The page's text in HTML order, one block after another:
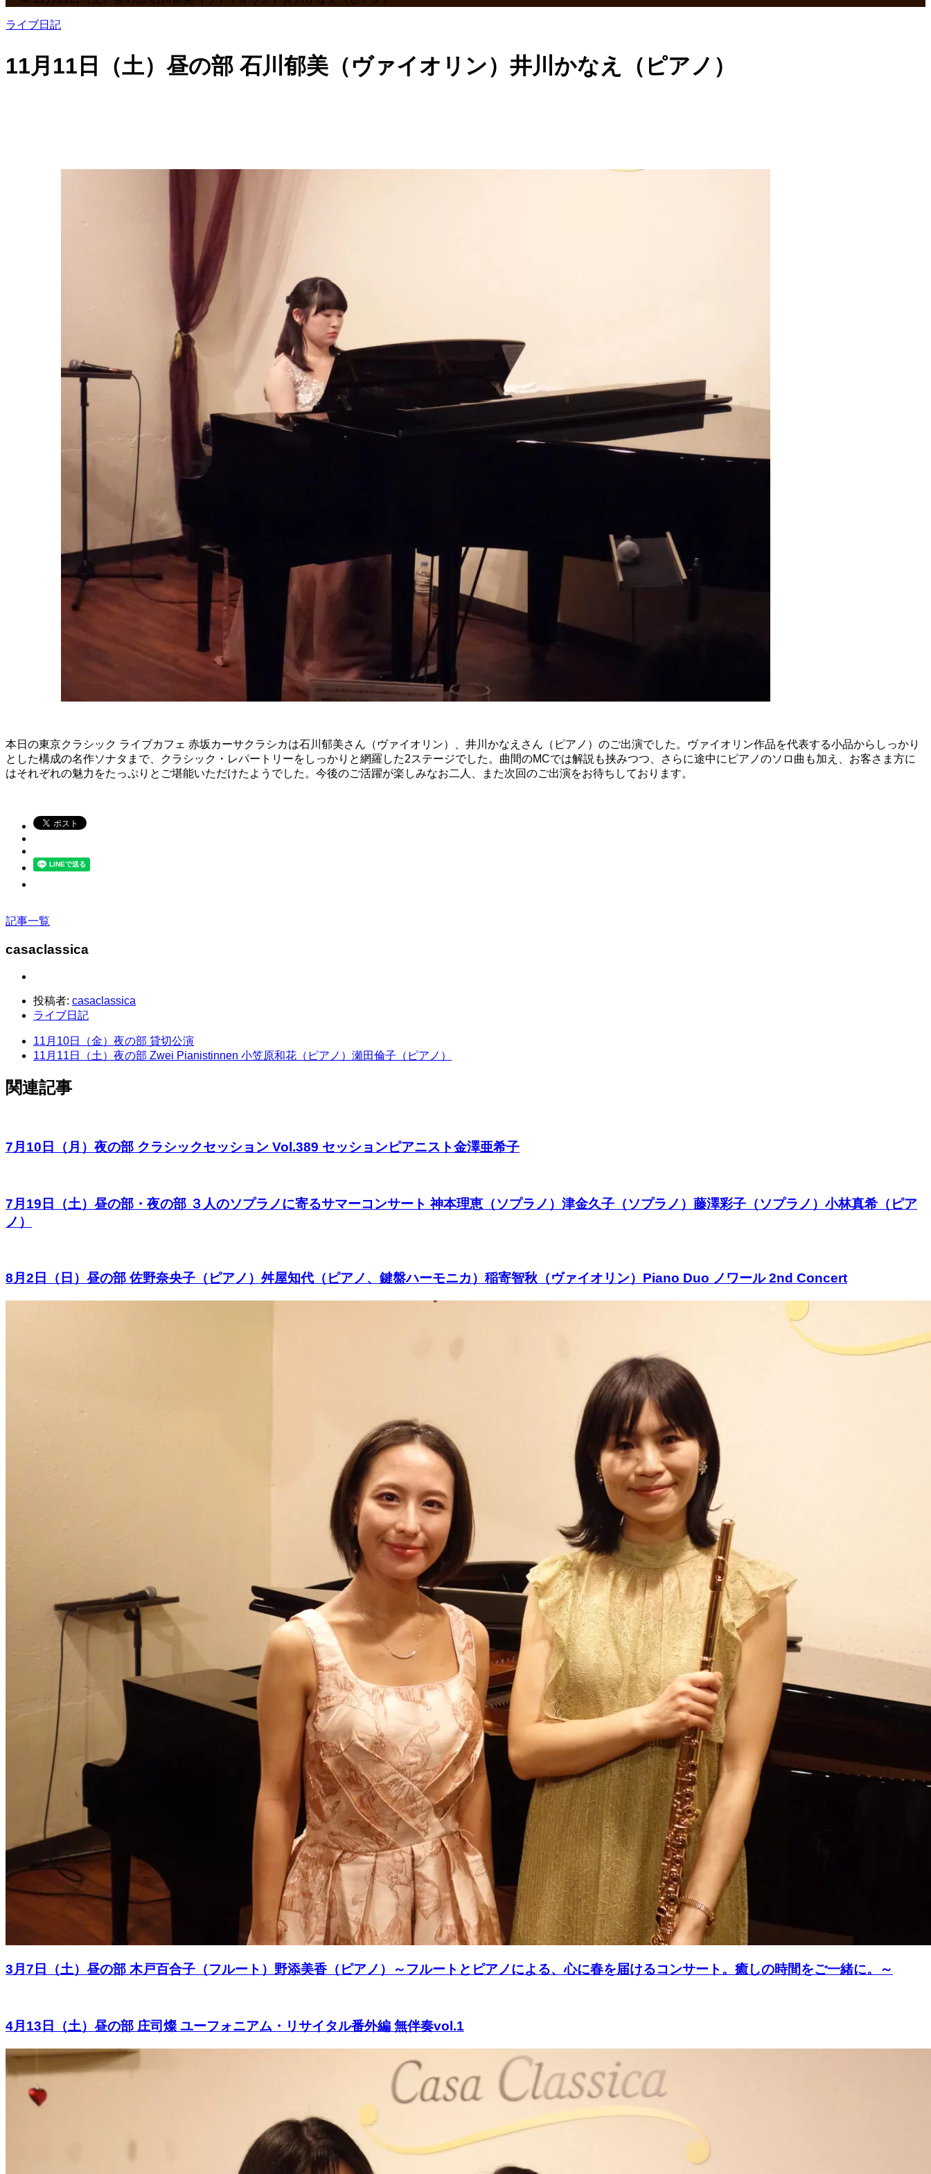
ライブ日記
11月11日（土）昼の部 石川郁美（ヴァイオリン）井川かなえ（ピアノ）
本日の東京クラシック ライブカフェ 赤坂カーサクラシカは石川郁美さん（ヴァイオリン）、井川かなえさん（ピアノ）のご出演でした。ヴァイオリン作品を代表する小品からしっかり
とした構成の名作ソナタまで、クラシック・レパートリーをしっかりと網羅した2ステージでした。曲間のMCでは解説も挟みつつ、さらに途中にピアノのソロ曲も加え、お客さま方に
はそれぞれの魅力をたっぷりとご堪能いただけたようでした。今後のご活躍が楽しみなお二人、また次回のご出演をお待ちしております。
記事一覧
casaclassica
投稿者: casaclassica
ライブ日記
11月10日（金）夜の部 貸切公演
11月11日（土）夜の部 Zwei Pianistinnen 小笠原和花（ピアノ）瀬田倫子（ピアノ）
関連記事
7月10日（月）夜の部 クラシックセッション Vol.389 セッションピアニスト金澤亜希子
7月19日（土）昼の部・夜の部 ３人のソプラノに寄るサマーコンサート 神本理恵（ソプラノ）津金久子（ソプラノ）藤澤彩子（ソプラノ）小林真希（ピア
ノ）
8月2日（日）昼の部 佐野奈央子（ピアノ）舛屋知代（ピアノ、鍵盤ハーモニカ）稲寄智秋（ヴァイオリン）Piano Duo ノワール 2nd Concert
3月7日（土）昼の部 木戸百合子（フルート）野添美香（ピアノ）～フルートとピアノによる、心に春を届けるコンサート。癒しの時間をご一緒に。～
4月13日（土）昼の部 庄司燦 ユーフォニアム・リサイタル番外編 無伴奏vol.1